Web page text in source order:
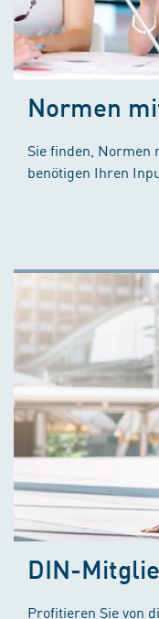
Normen
Sie finden, Normen
benötigen Ihren
DIN-
Profitieren Sie von